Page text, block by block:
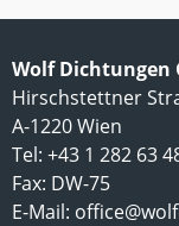
Wolf Dichtungen
Hirschstettner
A-1220 Wien
Tel: +43 1 282 63
Fax: DW-75
E-Mail: